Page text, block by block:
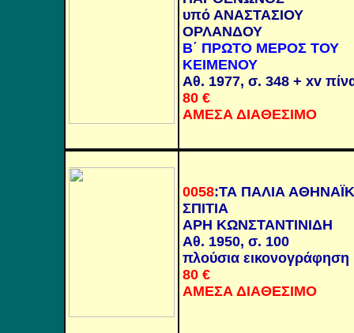
υπό ΑΝΑΣΤΑΣΙΟΥ
ΟΡΛΑΝΔΟΥ
Β΄ ΠΡΩΤΟ ΜΕΡΟΣ ΤΟΥ
ΚΕΙΜΕΝΟΥ
Αθ. 1977, σ. 348 + xv
80€
ΑΜΕΣΑ ΔΙΑΘΕΣΙΜΟ
0058:ΤΑ ΠΑΛΙΑ
ΣΠΙΤΙΑ
ΑΡΗ ΚΩΝΣΤΑΝΤΙΝΙΔΗ
Αθ. 1950, σ. 100
πλούσια εικονογράφηση
80€
ΑΜΕΣΑ ΔΙΑΘΕΣΙΜΟ